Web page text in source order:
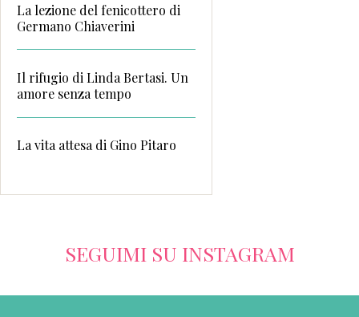
La lezione del fenicottero di
Germano Chiaverini
Il rifugio di Linda Bertasi. Un
amore senza tempo
La vita attesa di Gino Pitaro
SEGUIMI SU INSTAGRAM